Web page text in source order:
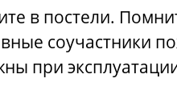
в постели.
соучастники
при